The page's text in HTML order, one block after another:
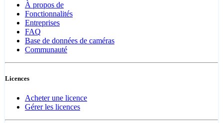
À propos de
Fonctionnalités
Entreprises
FAQ
Base de données de caméras
Communauté
Licences
Acheter une licence
Gérer les licences